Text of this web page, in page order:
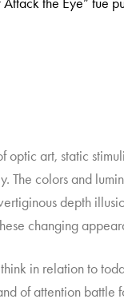
optic art, static
The colors and
depth
changing
in relation to
of attention